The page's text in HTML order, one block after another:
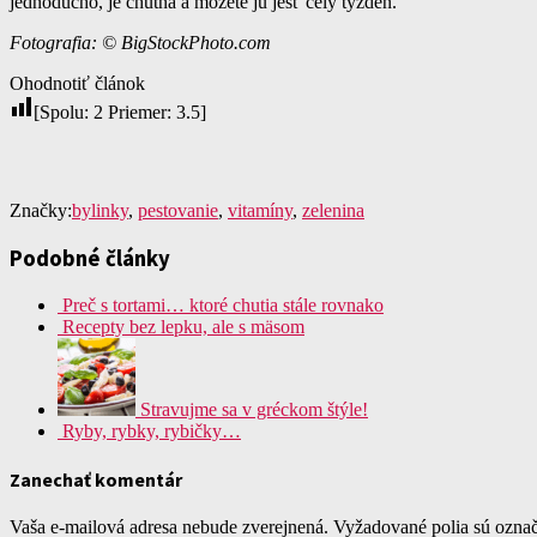
Fotografia: © BigStockPhoto.com
Ohodnotiť článok
[Spolu: 2 Priemer: 3.5]
Značky:bylinky, pestovanie, vitamíny, zelenina
Podobné články
Preč s tortami… ktoré chutia stále rovnako
Recepty bez lepku, ale s mäsom
Stravujme sa v gréckom štýle!
Ryby, rybky, rybičky…
Zanechať komentár
Vaša e-mailová adresa nebude zverejnená. Vyžadované polia sú